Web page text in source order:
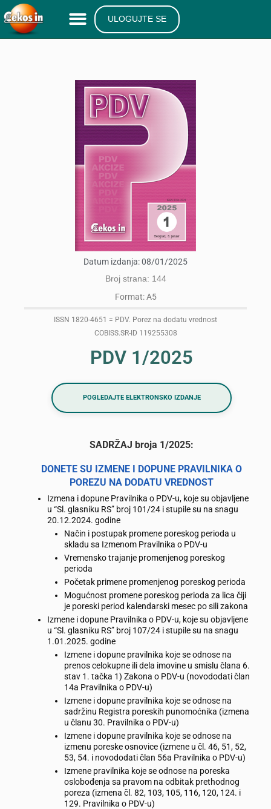
ULOGUJTE SE
Datum izdanja:08/01/2025
Broj strana: 144
Format: A5
ISSN 1820-4651 = PDV. Porez na dodatu vrednost
COBISS.SR-ID 119255308
PDV 1/2025
POGLEDAJTE ELEKTRONSKO IZDANJE
SADRŽAJ broja 1/2025:
DONETE SU IZMENE I DOPUNE PRAVILNIKA O
POREZU NA DODATU VREDNOST
Izmena i dopune Pravilnika o PDV-u, koje su objavljene
u “Sl. glasniku RS” broj 101/24 i stupile su na snagu
20.12.2024. godine
Način i postupak promene poreskog perioda u
skladu sa Izmenom Pravilnika o PDV-u
Vremensko trajanje promenjenog poreskog
perioda
Početak primene promenjenog poreskog perioda
Mogućnost promene poreskog perioda za lica čiji
je poreski period kalendarski mesec po sili zakona
Izmene i dopune Pravilnika o PDV-u, koje su objavljene
u “Sl. glasniku RS” broj 107/24 i stupile su na snagu
1.01.2025. godine
Izmene i dopune pravilnika koje se odnose na
prenos celokupne ili dela imovine u smislu člana 6.
stav 1. tačka 1) Zakona o PDV-u (novododati član
14a Pravilnika o PDV-u)
Izmene i dopune pravilnika koje se odnose na
sadržinu Registra poreskih punomoćnika (izmena
u članu 30. Pravilnika o PDV-u)
Izmene i dopune pravilnika koje se odnose na
izmenu poreske osnovice (izmene u čl. 46, 51, 52,
53, 54. i novododati član 56a Pravilnika o PDV-u)
Izmene pravilnika koje se odnose na poreska
oslobođenja sa pravom na odbitak prethodnog
poreza (izmena čl. 82, 103, 105, 116, 120, 124. i
129. Pravilnika o PDV-u)